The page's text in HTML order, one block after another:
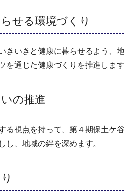
せる環境づくり
きいきと健康に暮らせるよう、
を通じた健康づくりを推進します
の推進
る視点を持って、第４期保土ケ
し、地域の絆を深めます。